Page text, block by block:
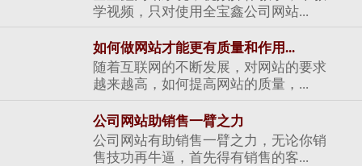
学视频，只对使用全宝鑫公司网站...
如何做网站才能更有质量和作用...
随着互联网的不断发展，对网站的要求
越来越高，如何提高网站的质量，...
公司网站助销售一臂之力
公司网站有助销售一臂之力，无论你销
售技功再牛逼，首先得有销售的客...